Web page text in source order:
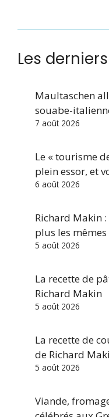
Les
Maultaschen
souabe-
7 août 2026
Le « tourisme
plein essor, et
6 août 2026
Richard Makin :
plus les
5 août 2026
La recette de
Richard Makin
5 août 2026
La recette de
de Richard
5 août 2026
Viande,